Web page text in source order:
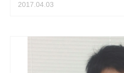
2017.04.03